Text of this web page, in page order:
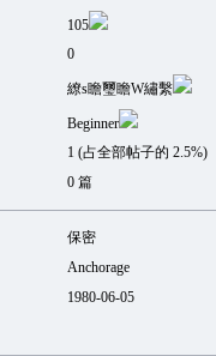
105
0
繚s瞻璽瞻W繡繫
Beginner
1 (占全部帖子的 2.5%)
0 篇
保密
Anchorage
1980-06-05